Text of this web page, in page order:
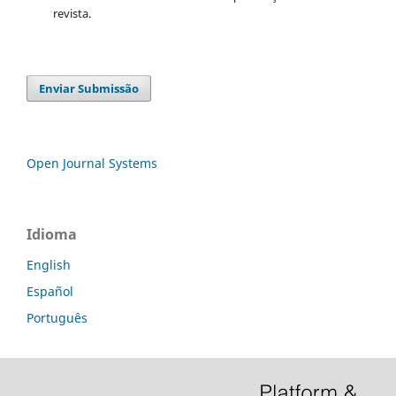
revista.
Enviar Submissão
Open Journal Systems
Idioma
English
Español
Português